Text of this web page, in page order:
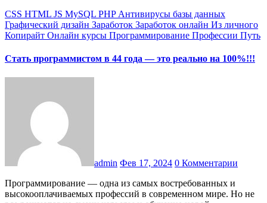
CSS HTML JS MySQL PHP Антивирусы базы данных
Графический дизайн Заработок Заработок онлайн Из личного
Копирайт Онлайн курсы Программирование Профессии Путь
Cтать программистом в 44 года — это реально на 100%!!!
admin Фев 17, 2024 0 Комментарии
Программирование — одна из самых востребованных и
высокооплачиваемых профессий в современном мире. Но не